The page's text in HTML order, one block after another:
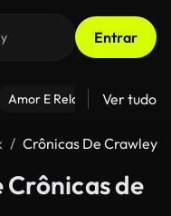
Entrar
Amor E Relacionamentos
Ver tudo
Crônicas De Crawley
de